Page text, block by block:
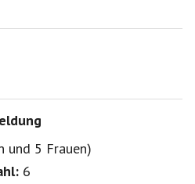
und 5 Frauen)
6